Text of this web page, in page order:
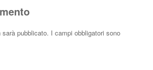
pubblicato. I campi obbligatori sono